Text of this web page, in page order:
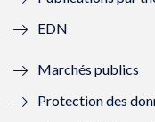
f
n
ê
EDN
Marchés publics
Protection des